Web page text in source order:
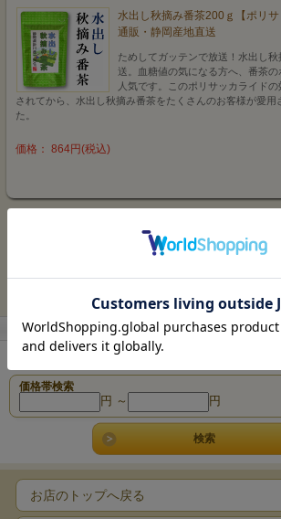
水出し秋摘み番茶200ｇ【ポリサ
通販・静岡産地直送
ためしてガッテンで放送！水出し
送。血糖値の気になる方へ、番茶
人気です。このポリサッカライド
されてから、水出し秋摘み番茶をたくさんのお客様が愛用
た。
価格： 864円(税込)
商品検索
価格帯検索
円 ～ 円
お店のトップへ戻る